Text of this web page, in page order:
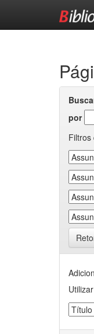
por
Filtros